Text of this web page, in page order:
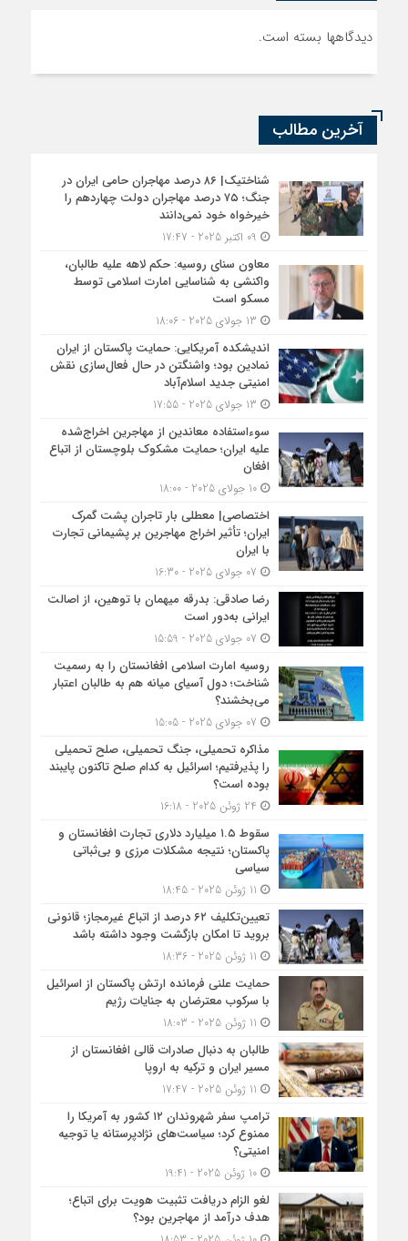
دیدگاهها بسته است.
آخرین مطالب
شناختیک| ۸۶ درصد مهاجران حامی ایران در
جنگ؛ ۷۵ درصد مهاجران دولت چهاردهم را
خیرخواه خود نمی‌دانند
معاون سنای روسیه: حکم لاهه علیه طالبان،
واکنشی به شناسایی امارت اسلامی توسط
مسکو است
اندیشکده آمریکایی: حمایت پاکستان از ایران
نمادین بود؛ واشنگتن در حال فعال‌سازی نقش
امنیتی جدید اسلام‌آباد
سوءاستفاده معاندین از مهاجرین اخراج‌شده
علیه ایران؛ حمایت مشکوک بلوچستان از اتباع
افغان
10 جولای 2025 - 18:00
اختصاصی| معطلی بار تاجران پشت گمرک
ایران؛ تأثیر اخراج مهاجرین بر پشیمانی تجارت
با ایران
رضا صادقی: بدرقه میهمان با توهین، از اصالت
ایرانی به‌دور است
روسیه امارت اسلامی افغانستان را به رسمیت
شناخت؛ دول آسیای میانه هم به طالبان اعتبار
می‎‌بخشند؟
مذاکره تحمیلی، جنگ تحمیلی، صلح تحمیلی
را پذیرفتیم؛ اسرائیل به کدام صلح تاکنون پایبند
بوده است؟
سقوط ۱.۵ میلیارد دلاری تجارت افغانستان و
پاکستان؛ نتیجه مشکلات مرزی و بی‌ثباتی
سیاسی
تعیین‌تکلیف ۶۲ درصد از اتباع غیرمجاز؛ قانونی
بروید تا امکان بازگشت وجود داشته باشد
حمایت علنی فرمانده ارتش پاکستان از اسرائیل
با سرکوب معترضان به جنایات رژیم
طالبان به دنبال صادرات قالی افغانستان از
مسیر ایران و ترکیه به اروپا
ترامپ سفر شهروندان ۱۲ کشور به آمریکا را
ممنوع کرد؛ سیاست‌های نژادپرستانه یا توجیه
امنیتی؟
10 ژوئن 2025 - 19:41
لغو الزام دریافت تثبیت هویت برای اتباع؛
هدف درآمد از مهاجرین بود؟